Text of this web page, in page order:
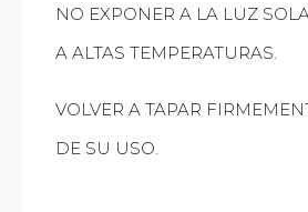
NO EXPONER A LA LUZ
A ALTAS TEMPERATURAS.
VOLVER A TAPAR
DE SU USO.